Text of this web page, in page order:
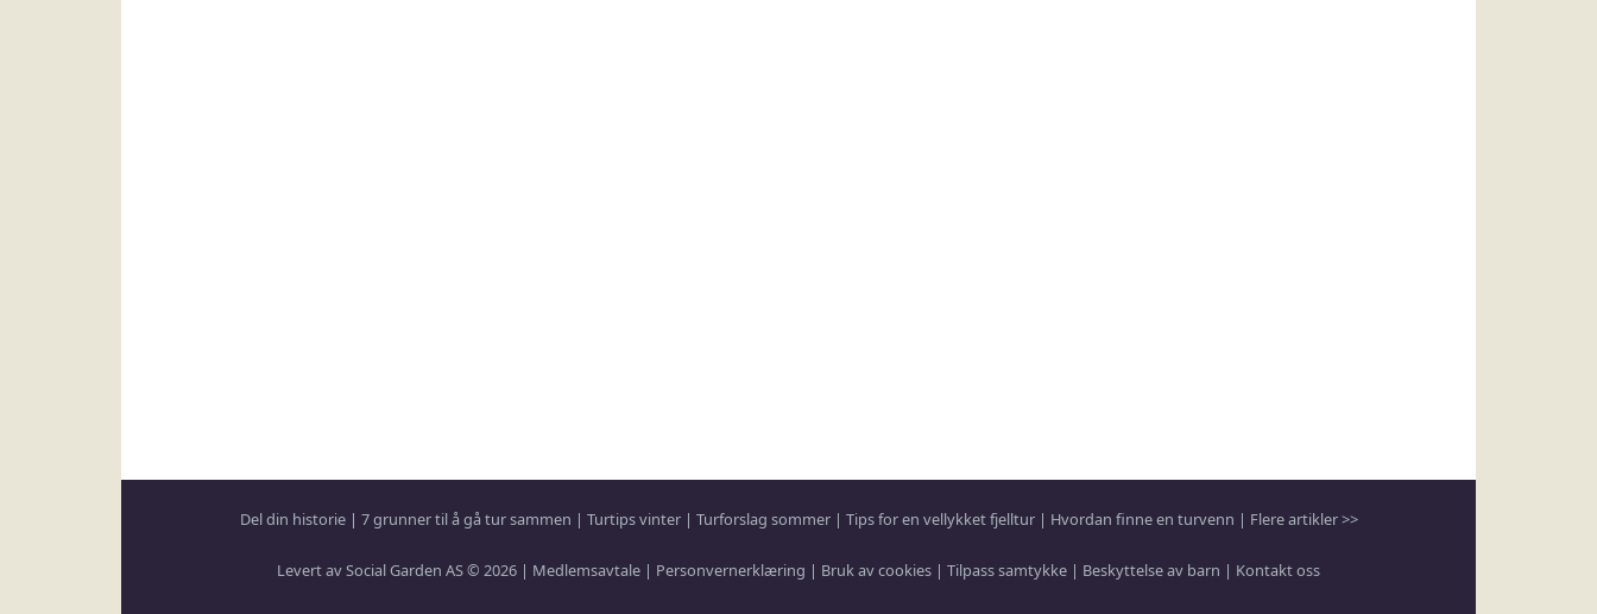
Del din historie| 7 grunner til å gå tur sammen | Turtips vinter| Turforslag sommer| Tips for en vellykket fjelltur| Hvordan finne en turvenn | Flere artikler >>
Levert av Social Garden AS © 2026 | Medlemsavtale | Personvernerklæring | Bruk av cookies | Tilpass samtykke | Beskyttelse av barn | Kontakt oss